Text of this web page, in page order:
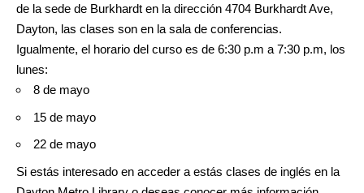
de la sede de Burkhardt en la dirección 4704 Burkhardt Ave,
Dayton, las clases son en la sala de conferencias.
Igualmente, el horario del curso es de 6:30 p.m a 7:30 p.m, los
lunes:
8 de mayo
15 de mayo
22 de mayo
Si estás interesado en acceder a estás clases de inglés en la